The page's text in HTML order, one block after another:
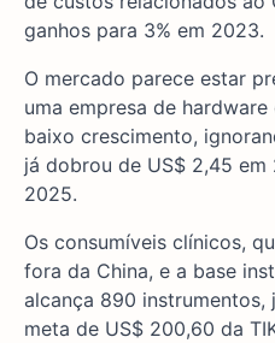
ganhos para 3% em 2023.
O mercado parece estar
uma empresa de
baixo crescimento,
já dobrou de US$ 2,45
2025.
Os consumíveis clínicos,
fora da China, e a base
alcança 890
meta de US$ 200,60 da